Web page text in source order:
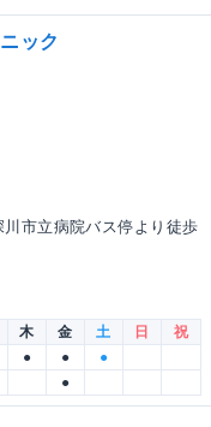
ック
市立病院バス停より徒歩
木 金 土 日
祝
● ●
●
●